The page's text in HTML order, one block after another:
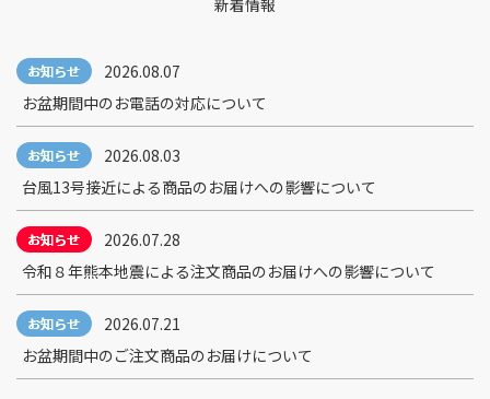
2026.08.07
お盆期間中のお電話の対応について
2026.08.03
台風13号接近による商品のお届けへの影響について
2026.07.28
令和８年熊本地震による注文商品のお届けへの影響について
2026.07.21
お盆期間中のご注文商品のお届けについて